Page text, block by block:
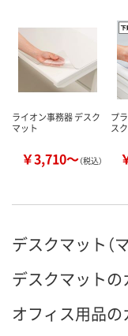
カ
ライオン事務器 デスク
マット
￥3,710～（税込）
プ
ス
デスクマット（
デスクマットの
オフィス用品の